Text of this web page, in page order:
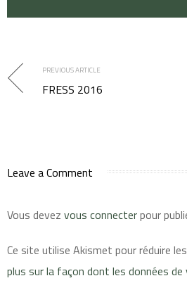
PREVIOUS ARTICLE
FRESS 2016
Leave a Comment
Vous devez vous connecterpour
Ce site utilise Akismet pour réduire
plus sur la façon dont les données